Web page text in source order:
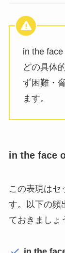
in the
どの具体
ず困難・
ます。
in the face
この表現はセ
す。以下の頻
ておきましょ